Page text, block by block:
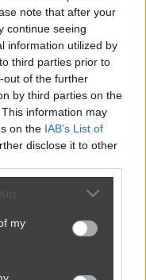
note that after your
continue seeing
information utilized by
third parties prior to
out of the further
by third parties on the
information may
on the IAB’s List of
disclose it to other
my